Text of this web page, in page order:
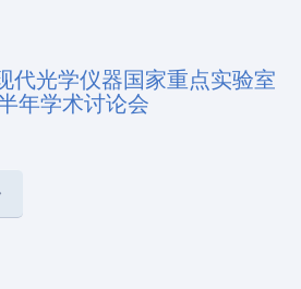
代光学仪器国家重点实验室
年学术讨论会